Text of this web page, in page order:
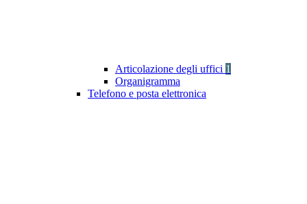
Articolazione degli uffici 1
Organigramma
Telefono e posta elettronica